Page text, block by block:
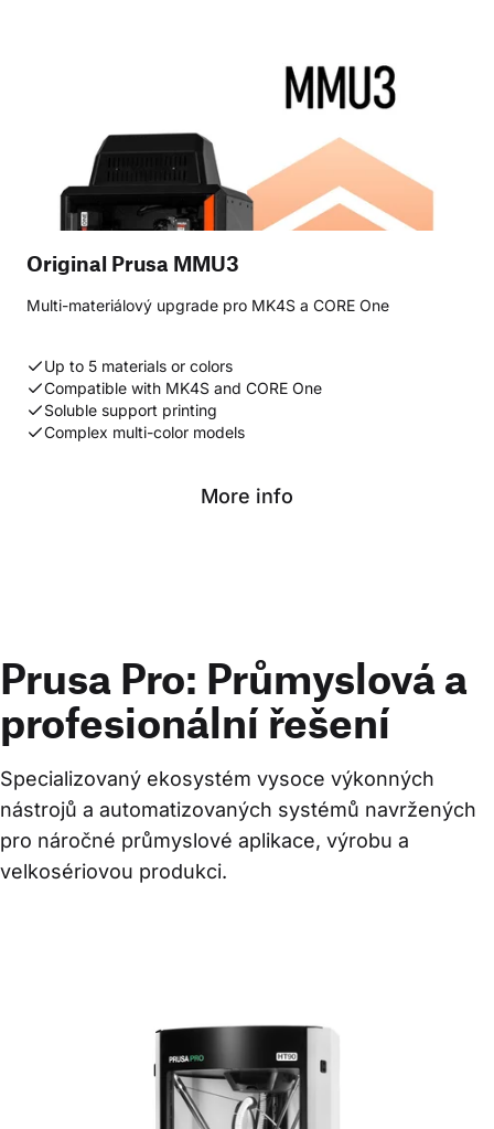
Original Prusa MMU3
Multi-materiálový upgrade pro MK4S a CORE One
Up to 5 materials or colors
Compatible with MK4S and CORE One
Soluble support printing
Complex multi-color models
More info
Prusa Pro: Průmyslová a
profesionální řešení
Specializovaný ekosystém vysoce výkonných
nástrojů a automatizovaných systémů navržených
pro náročné průmyslové aplikace, výrobu a
velkosériovou produkci.